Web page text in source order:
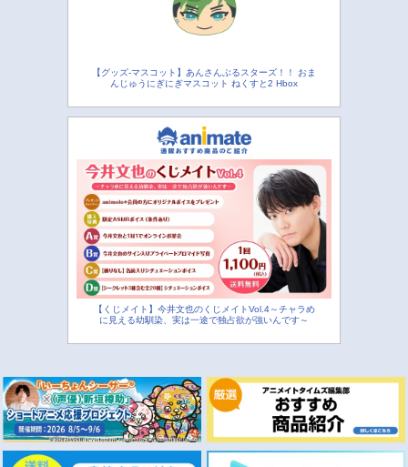
【グッズ-マスコット】あんさんぶるスターズ！！ おま
んじゅうにぎにぎマスコット ねくすと2 Hbox
【くじメイト】今井文也のくじメイトVol.4～チャラめ
に見える幼馴染、実は一途で独占欲が強いんです～